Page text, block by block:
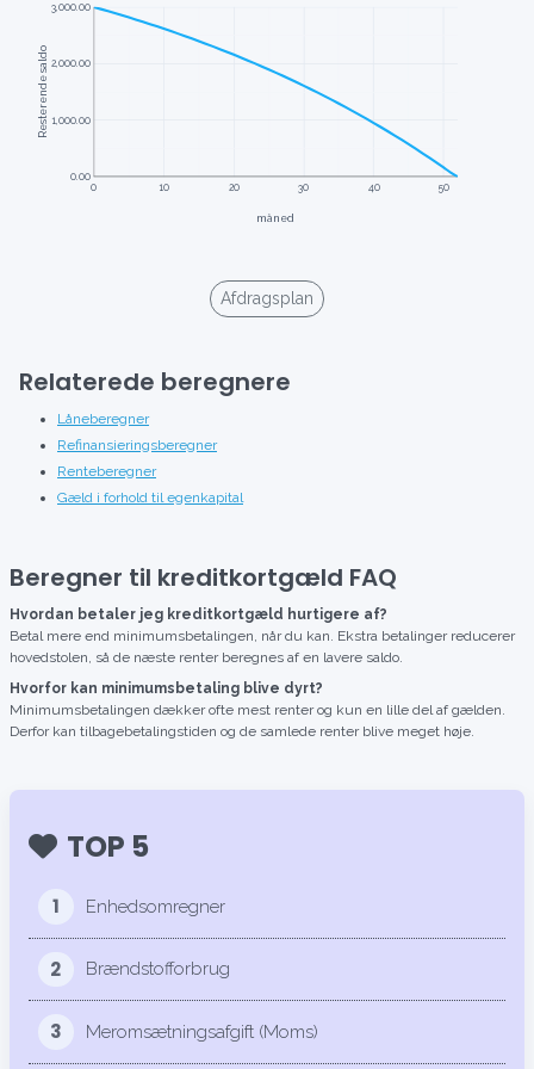
Afdragsplan
Relaterede beregnere
Låneberegner
Refinansieringsberegner
Renteberegner
Gæld i forhold til egenkapital
Beregner til kreditkortgæld FAQ
Hvordan betaler jeg kreditkortgæld hurtigere af?
Betal mere end minimumsbetalingen, når du kan. Ekstra betalinger reducerer
hovedstolen, så de næste renter beregnes af en lavere saldo.
Hvorfor kan minimumsbetaling blive dyrt?
Minimumsbetalingen dækker ofte mest renter og kun en lille del af gælden.
Derfor kan tilbagebetalingstiden og de samlede renter blive meget høje.
TOP 5
1 Enhedsomregner
2 Brændstofforbrug
3 Meromsætningsafgift (Moms)